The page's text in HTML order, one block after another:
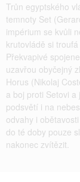
Trůn egyptského
temnoty Set
impérium se kvůli
krutovládě si
Překvapivé
uzavřou obyčejný
Horus (Nikolaj
a boj proti Setovi
podsvětí i na
odvahy i
do té doby pouze
nakonec zvítězit.